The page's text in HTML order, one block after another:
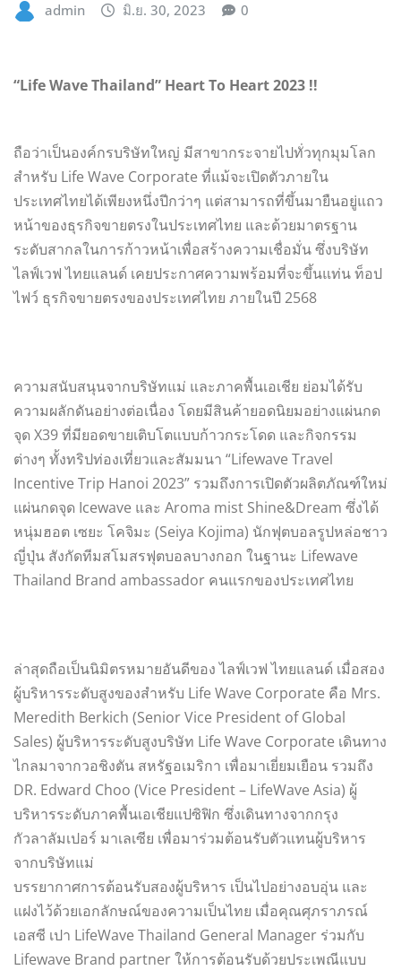
admin มิ.ย. 30, 2023 0
“Life Wave Thailand” Heart To Heart 2023 !!
ถือว่าเป็นองค์กรบริษัทใหญ่ มีสาขากระจายไปทั่วทุกมุมโลก
สำหรับ Life Wave Corporate ที่แม้จะเปิดตัวภายใน
ประเทศไทยได้เพียงหนึ่งปีกว่าๆ แต่สามารถที่ขึ้นมายืนอยู่แถว
หน้าของธุรกิจขายตรงในประเทศไทย และด้วยมาตรฐาน
ระดับสากลในการก้าวหน้าเพื่อสร้างความเชื่อมั่น ซึ่งบริษัท
ไลฟ์เวฟ ไทยแลนด์ เคยประกาศความพร้อมที่จะขึ้นแท่น ท็อป
ไฟว์ ธุรกิจขายตรงของประเทศไทย ภายในปี 2568
ความสนับสนุนจากบริษัทแม่ และภาคพื้นเอเชีย ย่อมได้รับ
ความผลักดันอย่างต่อเนื่อง โดยมีสินค้ายอดนิยมอย่างแผ่นกด
จุด X39 ที่มียอดขายเติบโตแบบก้าวกระโดด และกิจกรรม
ต่างๆ ทั้งทริปท่องเที่ยวและสัมมนา “Lifewave Travel
Incentive Trip Hanoi 2023” รวมถึงการเปิดตัวผลิตภัณฑ์ใหม่
แผ่นกดจุด Icewave และ Aroma mist Shine&Dream ซึ่งได้
หนุ่มฮอต เซยะ โคจิมะ (Seiya Kojima) นักฟุตบอลรูปหล่อชาว
ญี่ปุ่น สังกัดทีมสโมสรฟุตบอลบางกอก ในฐานะ Lifewave
Thailand Brand ambassador คนแรกของประเทศไทย
ล่าสุดถือเป็นนิมิตรหมายอันดีของ ไลฟ์เวฟ ไทยแลนด์ เมื่อสอง
ผู้บริหารระดับสูงของสำหรับ Life Wave Corporate คือ Mrs.
Meredith Berkich (Senior Vice President of Global
Sales) ผู้บริหารระดับสูงบริษัท Life Wave Corporate เดินทาง
ไกลมาจากวอชิงตัน สหรัฐอเมริกา เพื่อมาเยี่ยมเยือน รวมถึง
DR. Edward Choo (Vice President – LifeWave Asia) ผู้
บริหารระดับภาคพื้นเอเชียแปซิฟิก ซึ่งเดินทางจากกรุง
กัวลาลัมเปอร์ มาเลเซีย เพื่อมาร่วมต้อนรับตัวแทนผู้บริหาร
จากบริษัทแม่
บรรยากาศการต้อนรับสองผู้บริหาร เป็นไปอย่างอบอุ่น และ
แฝงไว้ด้วยเอกลักษณ์ของความเป็นไทย เมื่อคุณศุภราภรณ์
เอสซี เปา LifeWave Thailand General Manager ร่วมกับ
Lifewave Brand partner ให้การต้อนรับด้วยประเพณีแบบ